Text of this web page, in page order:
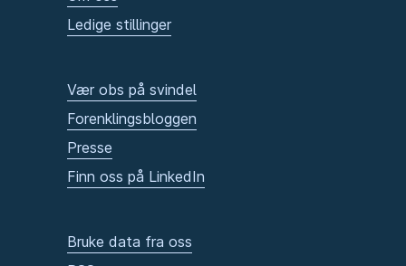
Ledige stillinger
Vær obs på svindel
Forenklingsbloggen
Presse
Finn oss på LinkedIn
Bruke data fra oss